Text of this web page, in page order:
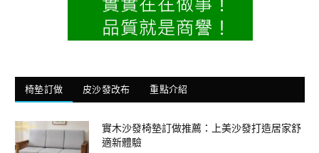
椅墊訂做 皮沙發改布 重點介紹
實木沙發椅墊訂做推薦：上美沙發打造居家舒
適新體驗